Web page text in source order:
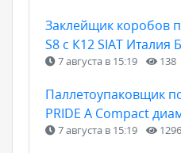
Заклейщик коробов
S8 с К12 SIAT Италия
7 августа в 15:19 138
Паллетоупаковщик
PRIDE A Compact
7 августа в 15:19 1296